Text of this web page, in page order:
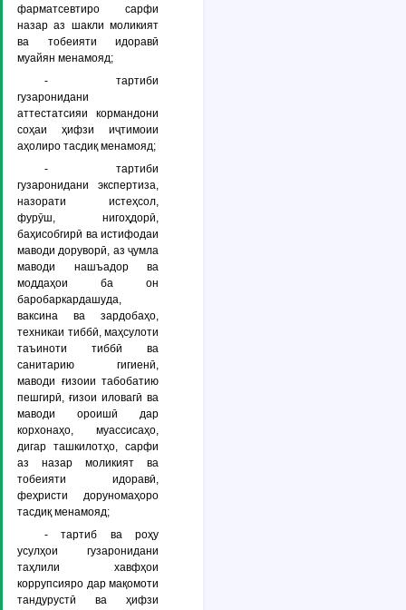
фарматсевтиро сарфи
назар аз шакли моликият
ва тобеияти идоравӣ
муайян менамояд;
- тартиби
гузаронидани
аттестатсияи кормандони
соҳаи ҳифзи иҷтимоии
аҳолиро тасдиқ менамояд;
- тартиби
гузаронидани экспертиза,
назорати истеҳсол,
фурӯш, нигоҳдорӣ,
баҳисобгирӣ ва истифодаи
маводи доруворӣ, аз ҷумла
маводи нашъадор ва
моддаҳои ба он
баробаркардашуда,
ваксина ва зардобаҳо,
техникаи тиббӣ, маҳсулоти
таъиноти тиббӣ ва
санитарию гигиенӣ,
маводи ғизоии табобатию
пешгирӣ, ғизои иловагӣ ва
маводи ороишӣ дар
корхонаҳо, муассисаҳо,
дигар ташкилотҳо, сарфи
аз назар моликият ва
тобеияти идоравӣ,
феҳристи доруномаҳоро
тасдиқ менамояд;
- тартиб ва роҳу
усулҳои гузаронидани
таҳлили хавфҳои
коррупсияро дар мақомоти
тандурустӣ ва ҳифзи